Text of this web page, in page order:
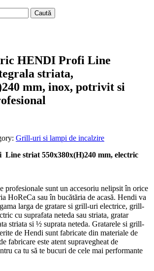
HENDI Profi Line
striata,
mm, inox, potrivit si
Grill-uri si lampi de incalzire
striat 550x380x(H)240 mm, electric
profesionale sunt un accesoriu nelipsit în orice
HoReCa sau în bucătăria de acasă. Hendi va
larga de gratare si grill-uri electrice, grill-
cu suprafata neteda sau striata, gratar
striata si ½ suprata neteda. Gratarele si grill-
de Hendi sunt fabricate din materiale de
fabricare este atent supravegheat de
ca tu să te bucuri de cele mai performante